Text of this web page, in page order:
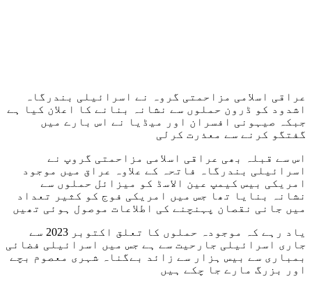
عراقی اسلامی مزاحمتی گروہ نے اسرائیلی بندرگاہ
اشدود کو ڈرون حملوں سے نشانہ بنانے کا اعلان کیا ہے
جبکہ صیہونی افسران اور میڈیا نے اس بارے میں
گفتگو کرنے سے معذرت کرلی
اس سے قبلہ بھی عراقی اسلامی مزاحمتی گروپ نے
اسرائیلی بندرگاہ فاتحہ کے علاوہ عراق میں موجود
امریکی بیس کیمپ عین الاسڈ کو میزائل حملوں سے
نشانہ بنایا تھا جس میں امریکی فوج کو کثیر تعداد
میں جانی نقصان پہنچنے کی اطلاعات موصول ہوئی تھیں
یاد رہے کہ موجودہ حملوں کا تعلق اکتوبر 2023 سے
جاری اسرائیلی جارحیت سے ہے جس میں اسرائیلی فضائی
بمباری سے بیس ہزار سے زائد بےگناہ شہری معصوم بچے
اور بزرگ مارے جا چکے ہیں